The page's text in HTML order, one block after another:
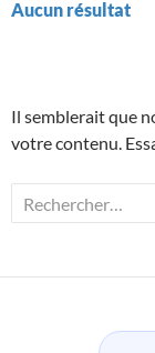
Aucun résultat
Il semblerait que
votre contenu.
Rechercher :